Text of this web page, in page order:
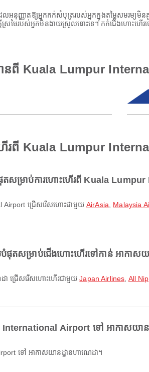
អនុញ្ញាតឱ្យអ្នកកក់សំបុត្ររបស់អ្នកក្នុងតម្លៃសមរម្
ស្រមៃរបស់អ្នកមិនងាយស្រួលនោះទេ។ កក់ជើងហោះហ
ពី Kuala Lumpur
ពី Kuala Lumpur
ម្រាប់ការហោះហើរពី Kuala
Airport ជ្រើសរើសហោះជាមួយ AirAsia Malaysia
សម្រាប់ជើងហោះហើរទៅកាន់ អាកាសយ
េដា ជ្រើសរើសហោះហើរជាមួយJapan Airlines All
International Airport ទៅ អាកាសយាន
ទៅ អាកាសយានដ្ឋានហាណេដា។